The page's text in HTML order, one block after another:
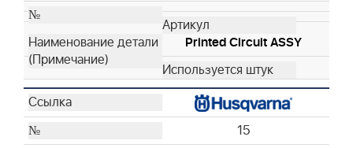
Printed Circuit ASSY
15